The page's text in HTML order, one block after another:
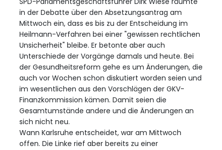
in der Debatte über den Absetzungsantrag am
Mittwoch ein, dass es bis zu der Entscheidung im
Heilmann-Verfahren bei einer "gewissen rechtlichen
Unsicherheit" bleibe. Er betonte aber auch
Unterschiede der Vorgänge damals und heute. Bei
der Gesundheitsreform gehe es um Änderungen, die
auch vor Wochen schon diskutiert worden seien und
im wesentlichen aus den Vorschlägen der GKV-
Finanzkommission kämen. Damit seien die
Gesamtumstände andere und die Änderungen an
sich nicht neu.
Wann Karlsruhe entscheidet, war am Mittwoch
offen. Die Linke rief aber bereits zu einer